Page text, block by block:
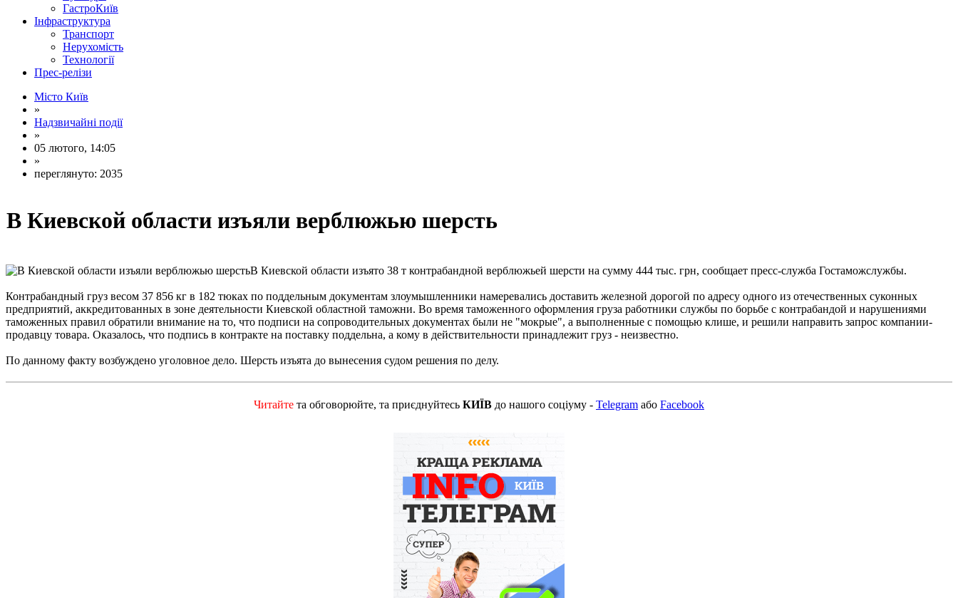
ГастроКиїв
Інфраструктура
Транспорт
Нерухомість
Технології
Прес-релізи
Місто Київ
»
Надзвичайні події
»
05 лютого, 14:05
»
переглянуто: 2035
В Киевской области изъяли верблюжью шерсть
В Киевской области изъято 38 т контрабандной верблюжьей шерсти на сумму 444 тыс. грн, сообщает пресс-служба Гостаможслужбы.
Контрабандный груз весом 37 856 кг в 182 тюках по поддельным документам злоумышленники намеревались доставить железной дорогой по адресу одного из отечественных суконных
предприятий, аккредитованных в зоне деятельности Киевской областной таможни. Во время таможенного оформления груза работники службы по борьбе с контрабандой и нарушениями
таможенных правил обратили внимание на то, что подписи на сопроводительных документах были не "мокрые", а выполненные с помощью клише, и решили направить запрос компании-
продавцу товара. Оказалось, что подпись в контракте на поставку поддельна, а кому в действительности принадлежит груз - неизвестно.
По данному факту возбуждено уголовное дело. Шерсть изъята до вынесения судом решения по делу.
Читайте та обговорюйте, та приєднуйтесь КИЇВ до нашого соціуму - Telegram або Facebook